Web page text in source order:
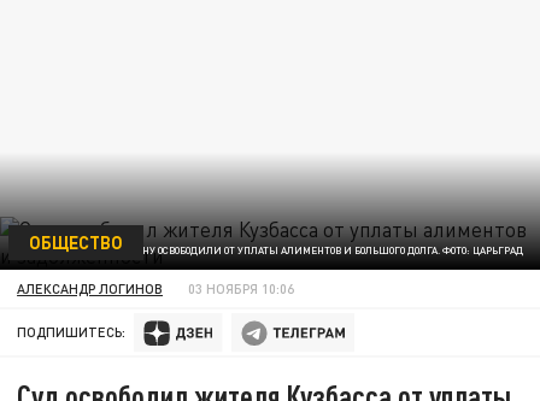
В МАРИИНСКЕ МУЖЧИНУ ОСВОБОДИЛИ ОТ УПЛАТЫ АЛИМЕНТОВ И БОЛЬШОГО ДОЛГА. ФОТО: ЦАРЬГРАД
ОБЩЕСТВО
АЛЕКСАНДР ЛОГИНОВ 03 НОЯБРЯ 10:06
ПОДПИШИТЕСЬ: